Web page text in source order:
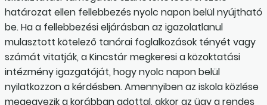
határozat ellen fellebbezés nyolc napon belül nyújtható
be. Ha a fellebbezési eljárásban az igazolatlanul
mulasztott kötelező tanórai foglalkozások tényét vagy
számát vitatják, a Kincstár megkeresi a közoktatási
intézmény igazgatóját, hogy nyolc napon belül
nyilatkozzon a kérdésben. Amennyiben az iskola közlése
megegyezik a korábban adottal, akkor az ügy a rendes